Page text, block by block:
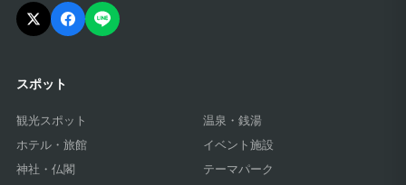
スポット
観光スポット
温泉・銭湯
ホテル・旅館
イベント施設
神社・仏閣
テーマパーク